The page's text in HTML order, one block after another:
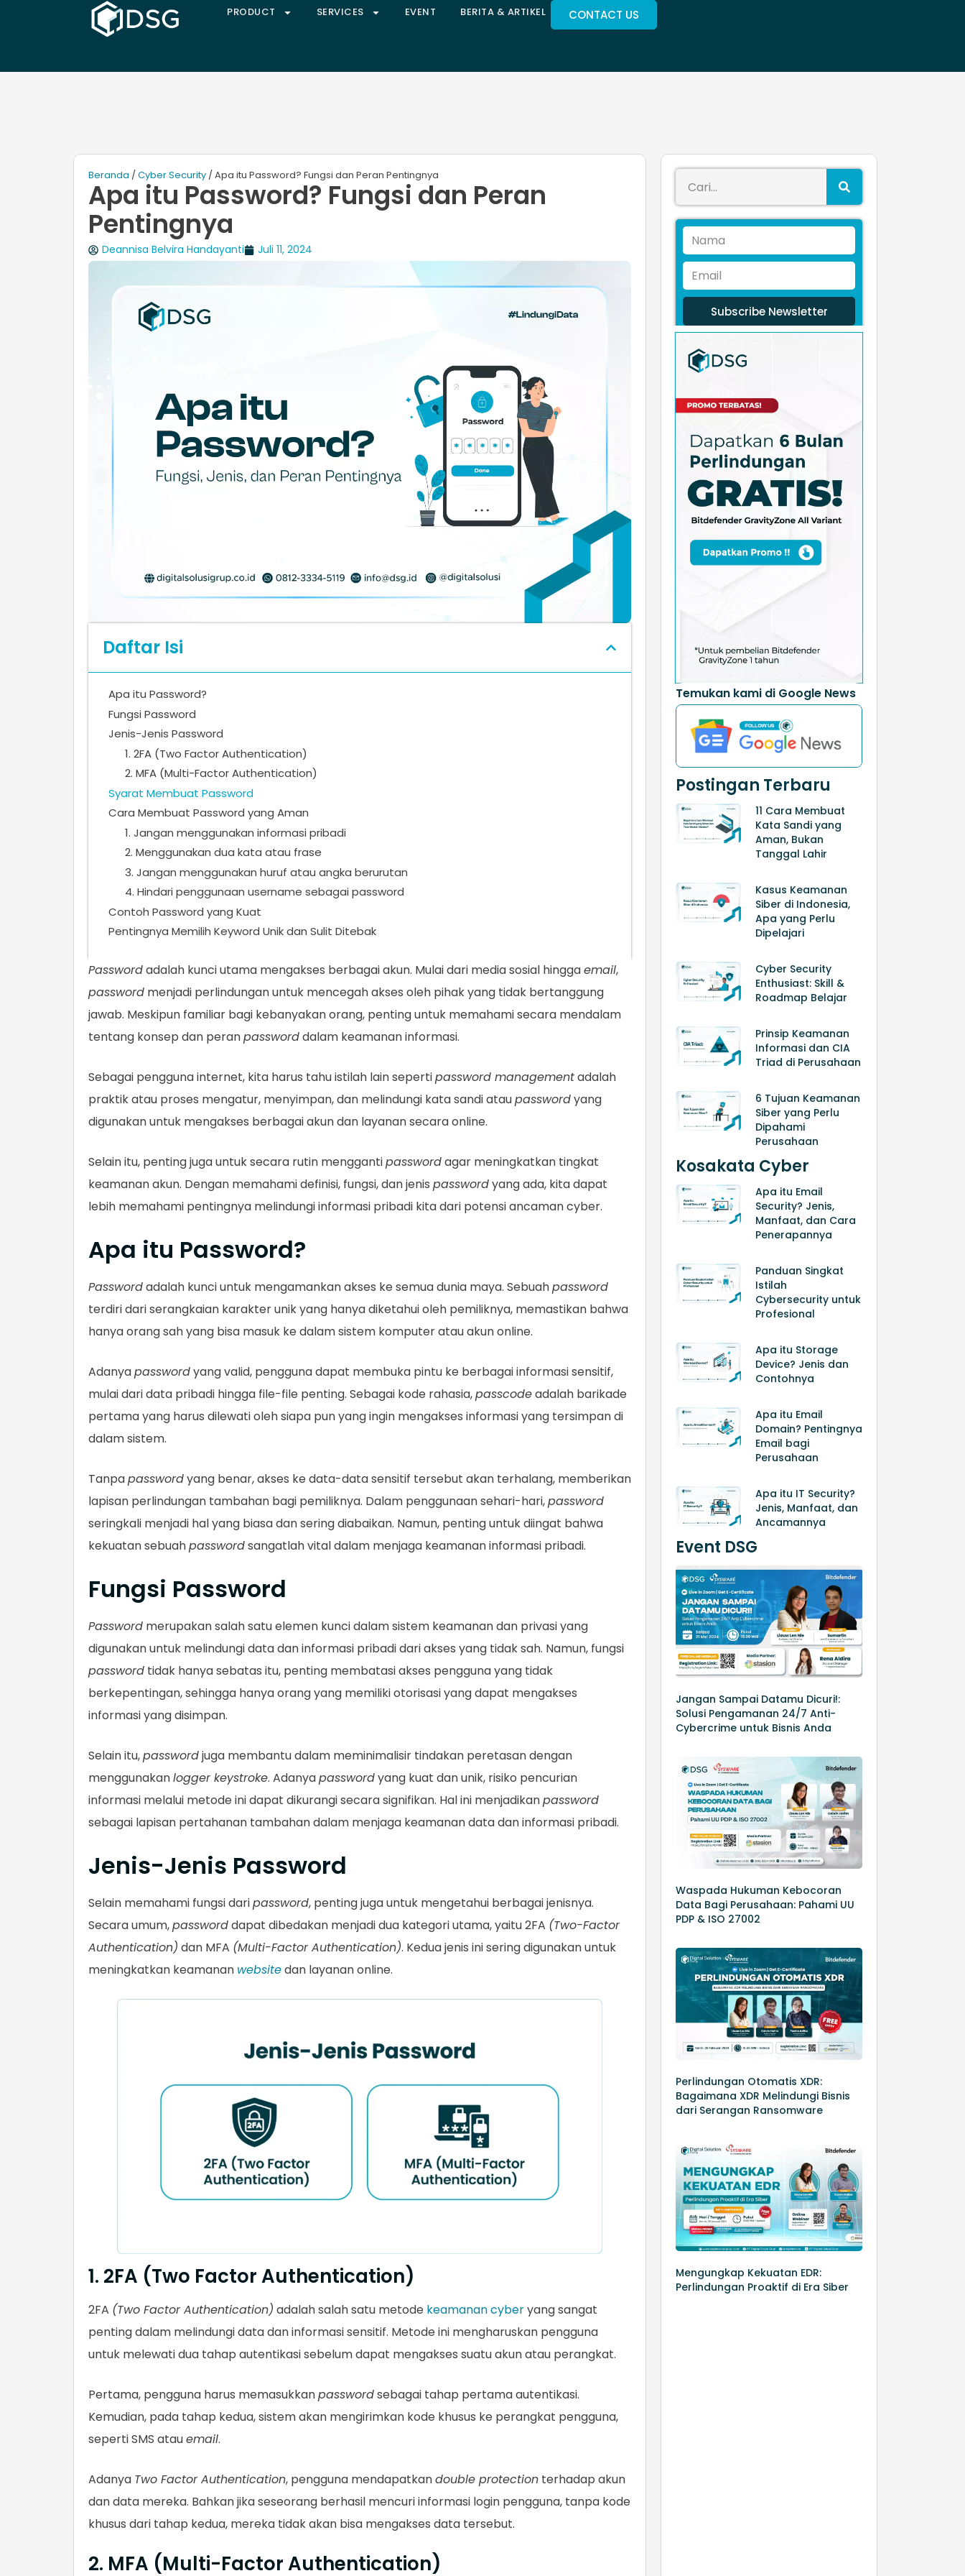
PRODUCT SERVICES EVENT BERITA & ARTIKEL CONTACT US
Beranda /Cyber Security / Apa itu Password? Fungsi dan Peran Pentingnya
Apa itu Password? Fungsi dan Peran
Pentingnya
Deannisa Belvira Handayanti Juli 11, 2024
Daftar Isi
Apa itu Password?
Fungsi Password
Jenis-Jenis Password
1. 2FA (Two Factor Authentication)
2. MFA (Multi-Factor Authentication)
Syarat Membuat Password
Cara Membuat Password yang Aman
1. Jangan menggunakan informasi pribadi
2. Menggunakan dua kata atau frase
3. Jangan menggunakan huruf atau angka berurutan
4. Hindari penggunaan username sebagai password
Contoh Password yang Kuat
Pentingnya Memilih Keyword Unik dan Sulit Ditebak
Passwordadalah kunci utama mengakses berbagai akun. Mulai dari media sosial hinggaemail,
password menjadi perlindungan untuk mencegah akses oleh pihak yang tidak bertanggung
jawab. Meskipun familiar bagi kebanyakan orang, penting untuk memahami secara mendalam
tentang konsep dan peranpassworddalam keamanan informasi.
Sebagai pengguna internet, kita harus tahu istilah lain sepertipassword managementadalah
praktik atau proses mengatur, menyimpan, dan melindungi kata sandi ataupasswordyang
digunakan untuk mengakses berbagai akun dan layanan secara online.
Selain itu, penting juga untuk secara rutin menggantipasswordagar meningkatkan tingkat
keamanan akun. Dengan memahami definisi, fungsi, dan jenis passwordyang ada, kita dapat
lebih memahami pentingnya melindungi informasi pribadi kita dari potensi ancaman cyber.
Apa itu Password?
Passwordadalah kunci untuk mengamankan akses ke semua dunia maya. Sebuahpassword
terdiri dari serangkaian karakter unik yang hanya diketahui oleh pemiliknya, memastikan bahwa
hanya orang sah yang bisa masuk ke dalam sistem komputer atau akun online.
Adanyapasswordyang valid, pengguna dapat membuka pintu ke berbagai informasi sensitif,
mulai dari data pribadi hingga file-file penting. Sebagai kode rahasia,passcodeadalah barikade
pertama yang harus dilewati oleh siapa pun yang ingin mengakses informasi yang tersimpan di
dalam sistem.
Tanpapasswordyang benar, akses ke data-data sensitif tersebut akan terhalang, memberikan
lapisan perlindungan tambahan bagi pemiliknya. Dalam penggunaan sehari-hari,password
seringkali menjadi hal yang biasa dan sering diabaikan. Namun, penting untuk diingat bahwa
kekuatan sebuahpasswordsangatlah vital dalam menjaga keamanan informasi pribadi.
Fungsi Password
Password merupakan salah satu elemen kunci dalam sistem keamanan dan privasi yang
digunakan untuk melindungi data dan informasi pribadi dari akses yang tidak sah. Namun, fungsi
password tidak hanya sebatas itu, penting membatasi akses pengguna yang tidak
berkepentingan, sehingga hanya orang yang memiliki otorisasi yang dapat mengakses
informasi yang disimpan.
Selain itu,passwordjuga membantu dalam meminimalisir tindakan peretasan dengan
menggunakanlogger keystroke. Adanyapasswordyang kuat dan unik, risiko pencurian
informasi melalui metode ini dapat dikurangi secara signifikan. Hal ini menjadikanpassword
sebagai lapisan pertahanan tambahan dalam menjaga keamanan data dan informasi pribadi.
Jenis-Jenis Password
Selain memahami fungsi daripassword, penting juga untuk mengetahui berbagai jenisnya.
Secara umum,passworddapat dibedakan menjadi dua kategori utama, yaitu 2FA (Two-Factor
Authentication) dan MFA (Multi-Factor Authentication). Kedua jenis ini sering digunakan untuk
meningkatkan keamanan websitedan layanan online.
1. 2FA (Two Factor Authentication)
2FA (Two Factor Authentication) adalah salah satu metode keamanan cyberyang sangat
penting dalam melindungi data dan informasi sensitif. Metode ini mengharuskan pengguna
untuk melewati dua tahap autentikasi sebelum dapat mengakses suatu akun atau perangkat.
Pertama, pengguna harus memasukkanpasswordsebagai tahap pertama autentikasi.
Kemudian, pada tahap kedua, sistem akan mengirimkan kode khusus ke perangkat pengguna,
seperti SMS atauemail.
Adanya Two Factor Authentication, pengguna mendapatkandouble protection terhadap akun
dan data mereka. Bahkan jika seseorang berhasil mencuri informasi login pengguna, tanpa kode
khusus dari tahap kedua, mereka tidak akan bisa mengakses data tersebut.
2. MFA (Multi-Factor Authentication)
Subscribe Newsletter
Temukan kami di Google News
Postingan Terbaru
11 Cara Membuat
Kata Sandi yang
Aman, Bukan
Tanggal Lahir
Kasus Keamanan
Siber di Indonesia,
Apa yang Perlu
Dipelajari
Cyber Security
Enthusiast: Skill &
Roadmap Belajar
Prinsip Keamanan
Informasi dan CIA
Triad di Perusahaan
6 Tujuan Keamanan
Siber yang Perlu
Dipahami
Perusahaan
Kosakata Cyber
Apa itu Email
Security? Jenis,
Manfaat, dan Cara
Penerapannya
Panduan Singkat
Istilah
Cybersecurity untuk
Profesional
Apa itu Storage
Device? Jenis dan
Contohnya
Apa itu Email
Domain? Pentingnya
Email bagi
Perusahaan
Apa itu IT Security?
Jenis, Manfaat, dan
Ancamannya
Event DSG
Jangan Sampai Datamu Dicuri!:
Solusi Pengamanan 24/7 Anti-
Cybercrime untuk Bisnis Anda
Waspada Hukuman Kebocoran
Data Bagi Perusahaan: Pahami UU
PDP & ISO 27002
Perlindungan Otomatis XDR:
Bagaimana XDR Melindungi Bisnis
dari Serangan Ransomware
Mengungkap Kekuatan EDR:
Perlindungan Proaktif di Era Siber